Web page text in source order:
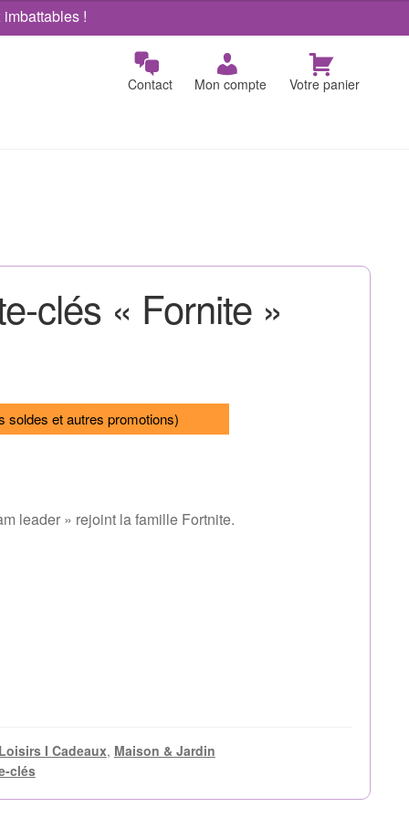
!
Contact
Mon compte Votre panier
clés « Fornite »
soldes et autres promotions)
leader » rejoint la famille Fortnite.
Loisirs I Cadeaux, Maison & Jardin
clés